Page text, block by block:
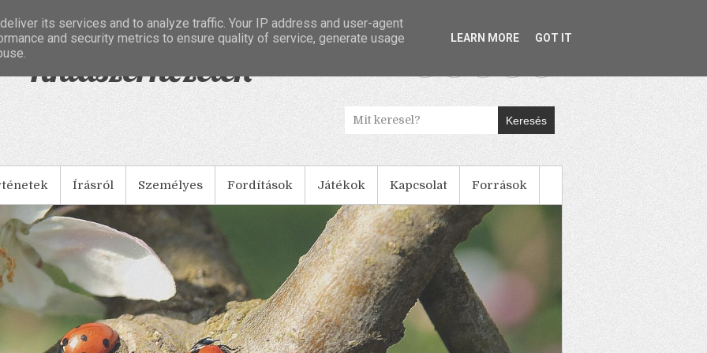
Tintaszerkezetek
Keresés
Írásról Személyes Fordítások Játékok Kapcsolat Források
its services and to analyze traffic. Your IP address and user-agent
and security metrics to ensure quality of service, generate usage
LEARN MORE GOT IT